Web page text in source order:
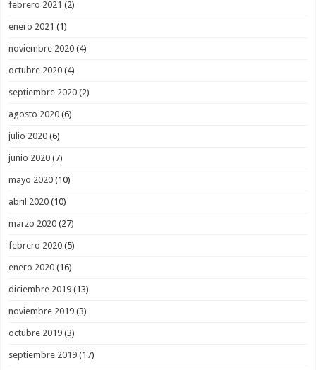
febrero 2021 (2)
enero 2021 (1)
noviembre 2020 (4)
octubre 2020 (4)
septiembre 2020 (2)
agosto 2020 (6)
julio 2020 (6)
junio 2020 (7)
mayo 2020 (10)
abril 2020 (10)
marzo 2020 (27)
febrero 2020 (5)
enero 2020 (16)
diciembre 2019 (13)
noviembre 2019 (3)
octubre 2019 (3)
septiembre 2019 (17)